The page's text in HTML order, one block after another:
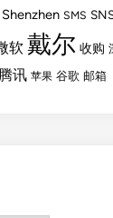
Shenzhen SMS
软 戴尔 收购
腾讯 苹果 谷歌 邮箱